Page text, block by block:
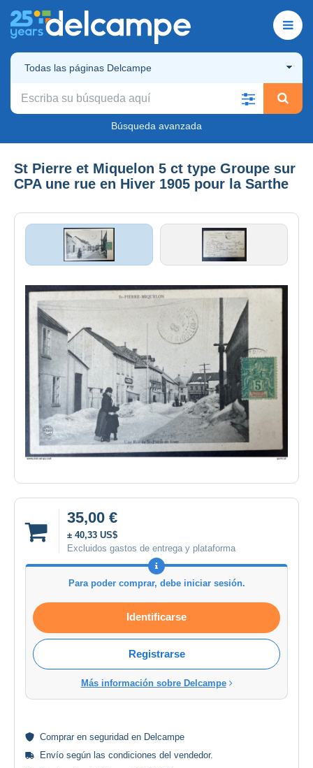
Todas las páginas Delcampe
Búsqueda avanzada
St Pierre et Miquelon 5 ct type Groupe sur
CPA une rue en Hiver 1905 pour la Sarthe
35,00 €
± 40,33 US$
Excluidos gastos de entrega y plataforma
Para poder comprar, debe iniciar sesión.
Identificarse
Registrarse
Más información sobre Delcampe
Comprar en seguridad en Delcampe
Envío según las condiciones del vendedor.